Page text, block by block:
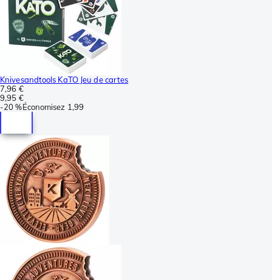
Knivesandtools KaTO Jeu de cartes
7,96 €
9,95 €
-20 %Économisez 1,99